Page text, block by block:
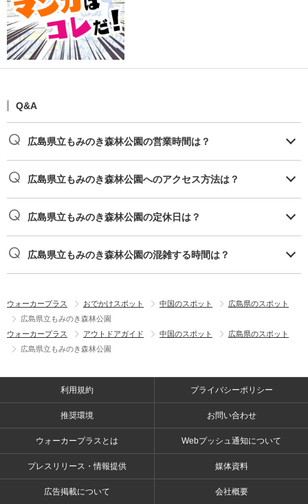
Q&A
広島県立もみのき森林公園の営業時間は？
広島県立もみのき森林公園へのアクセス方法は？
広島県立もみのき森林公園の定休日は？
広島県立もみのき森林公園の混雑する時間は？
ウォーカープラス おでかけスポット 中国のスポット
広島県のスポット
広島県立もみのき森林公園
ウォーカープラス
アウトドアガイド 中国のスポット
広島県のスポット
広島県立もみのき森林公園
利用規約 プライバシーポリシー
推奨環境 お問い合わせ
ウォーカープラスとは Webプッシュ通知について
プレスリリース・情報提供 媒体資料
広告掲載について 会社概要